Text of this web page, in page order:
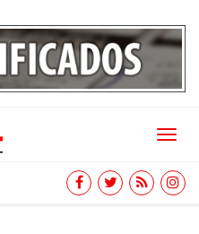
Toggle